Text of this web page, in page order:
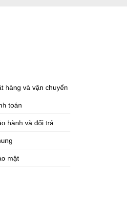
hàng và vận chuyển
toán
hành và đổi trả
mật